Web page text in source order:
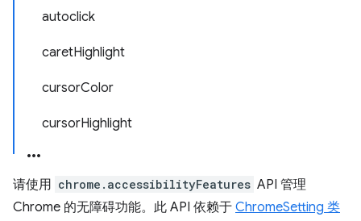
autoclick
caretHighlight
cursorColor
cursorHighlight
请使用 chrome.accessibilityFeatures API 管理
Chrome 的无障碍功能。此 API 依赖于 ChromeSetting 类